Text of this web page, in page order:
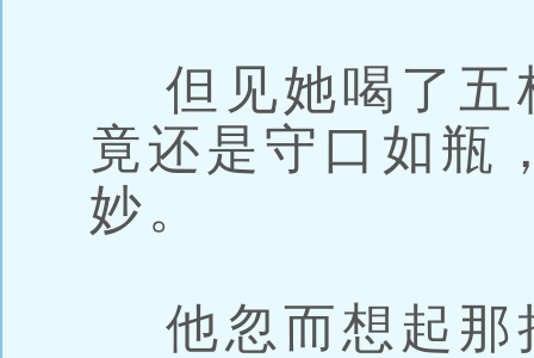
但见她喝了五
竟还是守口如瓶
妙。
他忽而想起那